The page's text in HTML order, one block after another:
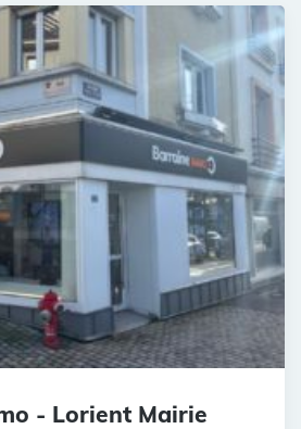
- Lorient Mairie